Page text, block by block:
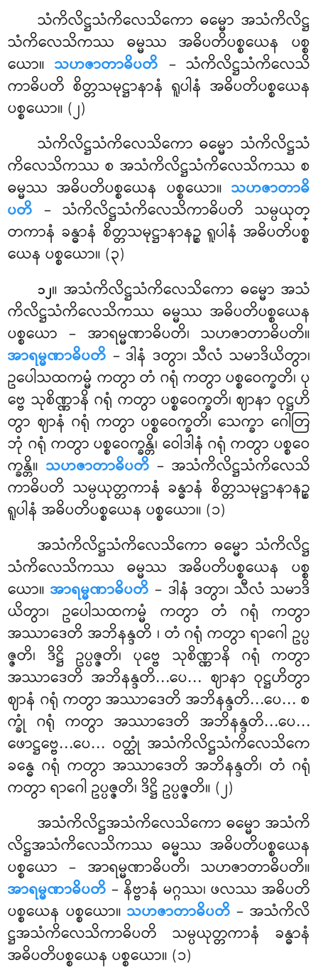
သံကိလိဋ္ဌသံကိလေသိကော ဓမ္မော အသံကိလိဋ္ဌ
သံကိလေသိကဿ ဓမ္မဿ အဓိပတိပစ္စယေန ပစ္စ
ယော။သဟဇာတာဓိပတိ – သံကိလိဋ္ဌသံကိလေသိ
ကာဓိပတိ စိတ္တသမုဋ္ဌာနာနံ ရူပါနံ အဓိပတိပစ္စယေန
ပစ္စယော။ (၂)
သံကိလိဋ္ဌသံကိလေသိကော ဓမ္မော သံကိလိဋ္ဌသံ
ကိလေသိကဿ စ အသံကိလိဋ္ဌသံကိလေသိကဿ စ
ဓမ္မဿ အဓိပတိပစ္စယေန ပစ္စယော။ သဟဇာတာဓိ
ပတိ – သံကိလိဋ္ဌသံကိလေသိကာဓိပတိ သမ္ပယုတ္
တကာနံ ခန္ဓာနံ စိတ္တသမုဋ္ဌာနာနဉ္စ ရူပါနံ အဓိပတိပစ္စ
ယေန ပစ္စယော။ (၃)
၁၂။ အသံကိလိဋ္ဌသံကိလေသိကော ဓမ္မော အသံ
ကိလိဋ္ဌသံကိလေသိကဿ ဓမ္မဿ အဓိပတိပစ္စယေန
ပစ္စယော – အာရမ္မဏာဓိပတိ၊ သဟဇာတာဓိပတိ။
အာရမ္မဏာဓိပတိ – ဒါနံ ဒတွာ၊ သီလံ သမာဒိယိတွာ၊
ဥပေါသထကမ္မံ ကတွာ တံ ဂရုံ ကတွာ ပစ္စဝေက္ခတိ၊ ပု
ဗ္ဗေ သုစိဏ္ဏာနိ ဂရုံ ကတွာ ပစ္စဝေက္ခတိ၊ ဈာနာ ဝုဋ္ဌဟိ
တွာ ဈာနံ ဂရုံ ကတွာ ပစ္စဝေက္ခတိ၊ သေက္ခာ ဂေါတြ
ဘုံ ဂရုံ ကတွာ ပစ္စဝေက္ခန္တိ၊ ဝေါဒါနံ ဂရုံ ကတွာ ပစ္စဝေ
က္ခန္တိ။ သဟဇာတာဓိပတိ – အသံကိလိဋ္ဌသံကိလေသိ
ကာဓိပတိ သမ္ပယုတ္တကာနံ ခန္ဓာနံ စိတ္တသမုဋ္ဌာနာနဉ္စ
ရူပါနံ အဓိပတိပစ္စယေန ပစ္စယော။ (၁)
အသံကိလိဋ္ဌသံကိလေသိကော ဓမ္မော သံကိလိဋ္ဌ
သံကိလေသိကဿ ဓမ္မဿ အဓိပတိပစ္စယေန ပစ္စ
ယော။အာရမ္မဏာဓိပတိ – ဒါနံ ဒတွာ၊ သီလံ သမာဒိ
ယိတွာ၊ ဥပေါသထကမ္မံ ကတွာ တံ ဂရုံ ကတွာ
အဿာဒေတိ အဘိနန္ဒတိ ၊ တံ ဂရုံ ကတွာ ရာဂေါ ဥပ္ပ
ဇ္ဇတိ၊ ဒိဋ္ဌိ ဥပ္ပဇ္ဇတိ၊ ပုဗ္ဗေ သုစိဏ္ဏာနိဂရုံ ကတွာ
အဿာဒေတိ အဘိနန္ဒတိ…ပေ… ဈာနာ ဝုဋ္ဌဟိတွာ
ဈာနံ ဂရုံ ကတွာ အဿာဒေတိ အဘိနန္ဒတိ…ပေ… စ
က္ခုံ ဂရုံ ကတွာ အဿာဒေတိ အဘိနန္ဒတိ…ပေ…
ဖောဋ္ဌဗ္ဗေ…ပေ… ဝတ္ထုံ အသံကိလိဋ္ဌသံကိလေသိကေ
ခန္ဓေ ဂရုံ ကတွာ အဿာဒေတိ အဘိနန္ဒတိ၊ တံ ဂရုံ
ကတွာ ရာဂေါ ဥပ္ပဇ္ဇတိ၊ ဒိဋ္ဌိ ဥပ္ပဇ္ဇတိ။ (၂)
အသံကိလိဋ္ဌအသံကိလေသိကော ဓမ္မော အသံကိ
လိဋ္ဌအသံကိလေသိကဿ ဓမ္မဿ အဓိပတိပစ္စယေန
ပစ္စယော – အာရမ္မဏာဓိပတိ၊ သဟဇာတာဓိပတိ။
အာရမ္မဏာဓိပတိ – နိဗ္ဗာနံ မဂ္ဂဿ၊ ဖလဿ အဓိပတိ
ပစ္စယေန ပစ္စယော။ သဟဇာတာဓိပတိ – အသံကိလိ
ဋ္ဌအသံကိလေသိကာဓိပတိ သမ္ပယုတ္တကာနံ ခန္ဓာနံ
အဓိပတိပစ္စယေန ပစ္စယော။ (၁)